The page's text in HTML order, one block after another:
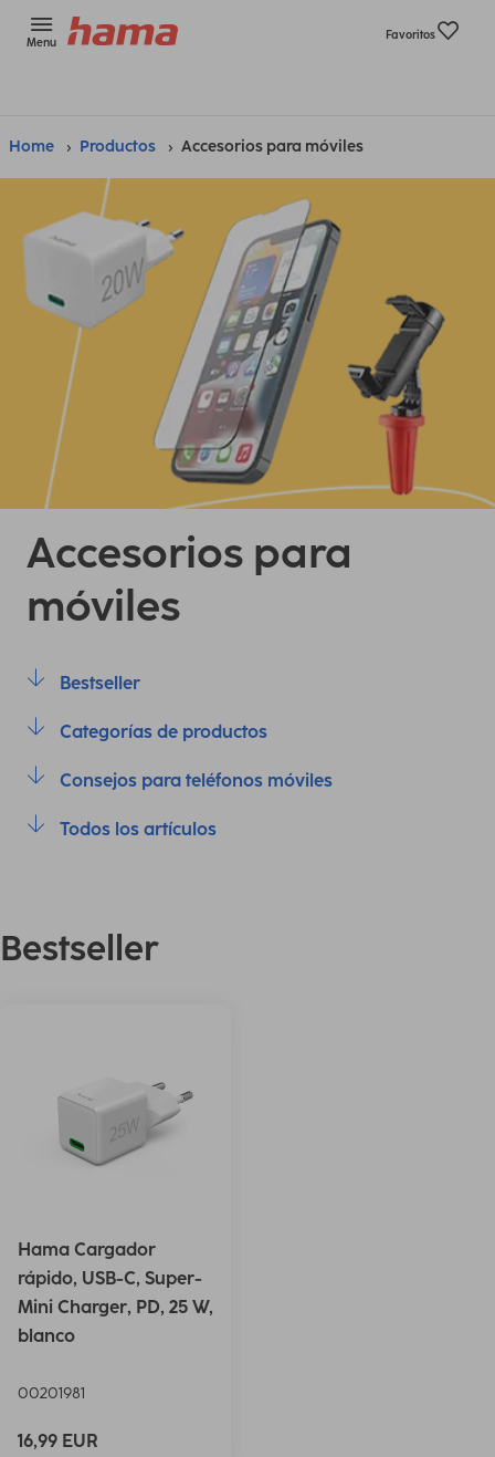
Menu
Favoritos
Home Productos Accesorios para móviles
Accesorios para
móviles
Bestseller
Categorías de productos
Consejos para teléfonos móviles
Todos los artículos
Bestseller
Hama Cargador
rápido, USB-C, Super-
Mini Charger, PD, 25 W,
blanco
00201981
16,99 EUR